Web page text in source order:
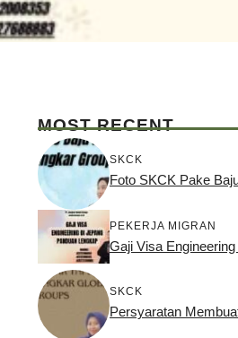
MOST RECENT
SKCK
Foto SKCK Pake
PEKERJA MIGRAN
Gaji Visa
SKCK
Persyaratan